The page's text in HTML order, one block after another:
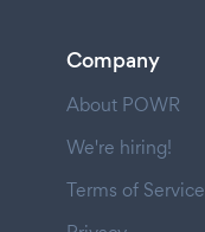
Company
About POWR
We're hiring!
Terms of Service